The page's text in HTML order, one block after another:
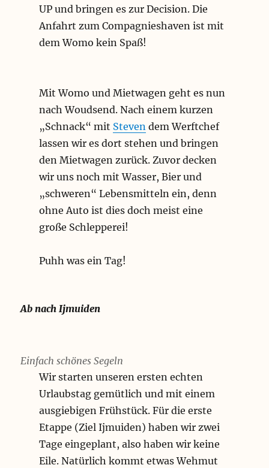
UP und bringen es zur Decision. Die
Anfahrt zum Compagnieshaven ist mit
dem Womo kein Spaß!
Mit Womo und Mietwagen geht es nun
nach Woudsend. Nach einem kurzen
„Schnack“ mit Steven dem Werftchef
lassen wir es dort stehen und bringen
den Mietwagen zurück. Zuvor decken
wir uns noch mit Wasser, Bier und
„schweren“ Lebensmitteln ein, denn
ohne Auto ist dies doch meist eine
große Schlepperei!
Puhh was ein Tag!
Ab nach Ijmuiden
Einfach schönes Segeln
Wir starten unseren ersten echten
Urlaubstag gemütlich und mit einem
ausgiebigen Frühstück. Für die erste
Etappe (Ziel Ijmuiden) haben wir zwei
Tage eingeplant, also haben wir keine
Eile. Natürlich kommt etwas Wehmut